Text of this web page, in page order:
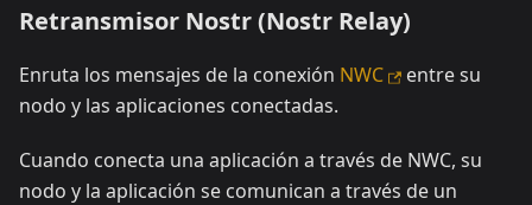
Retransmisor Nostr (Nostr Relay)
Enruta los mensajes de la conexión NWC
entre su
nodo y las aplicaciones conectadas.
Cuando conecta una aplicación a través de NWC, su
nodo y la aplicación se comunican a través de un